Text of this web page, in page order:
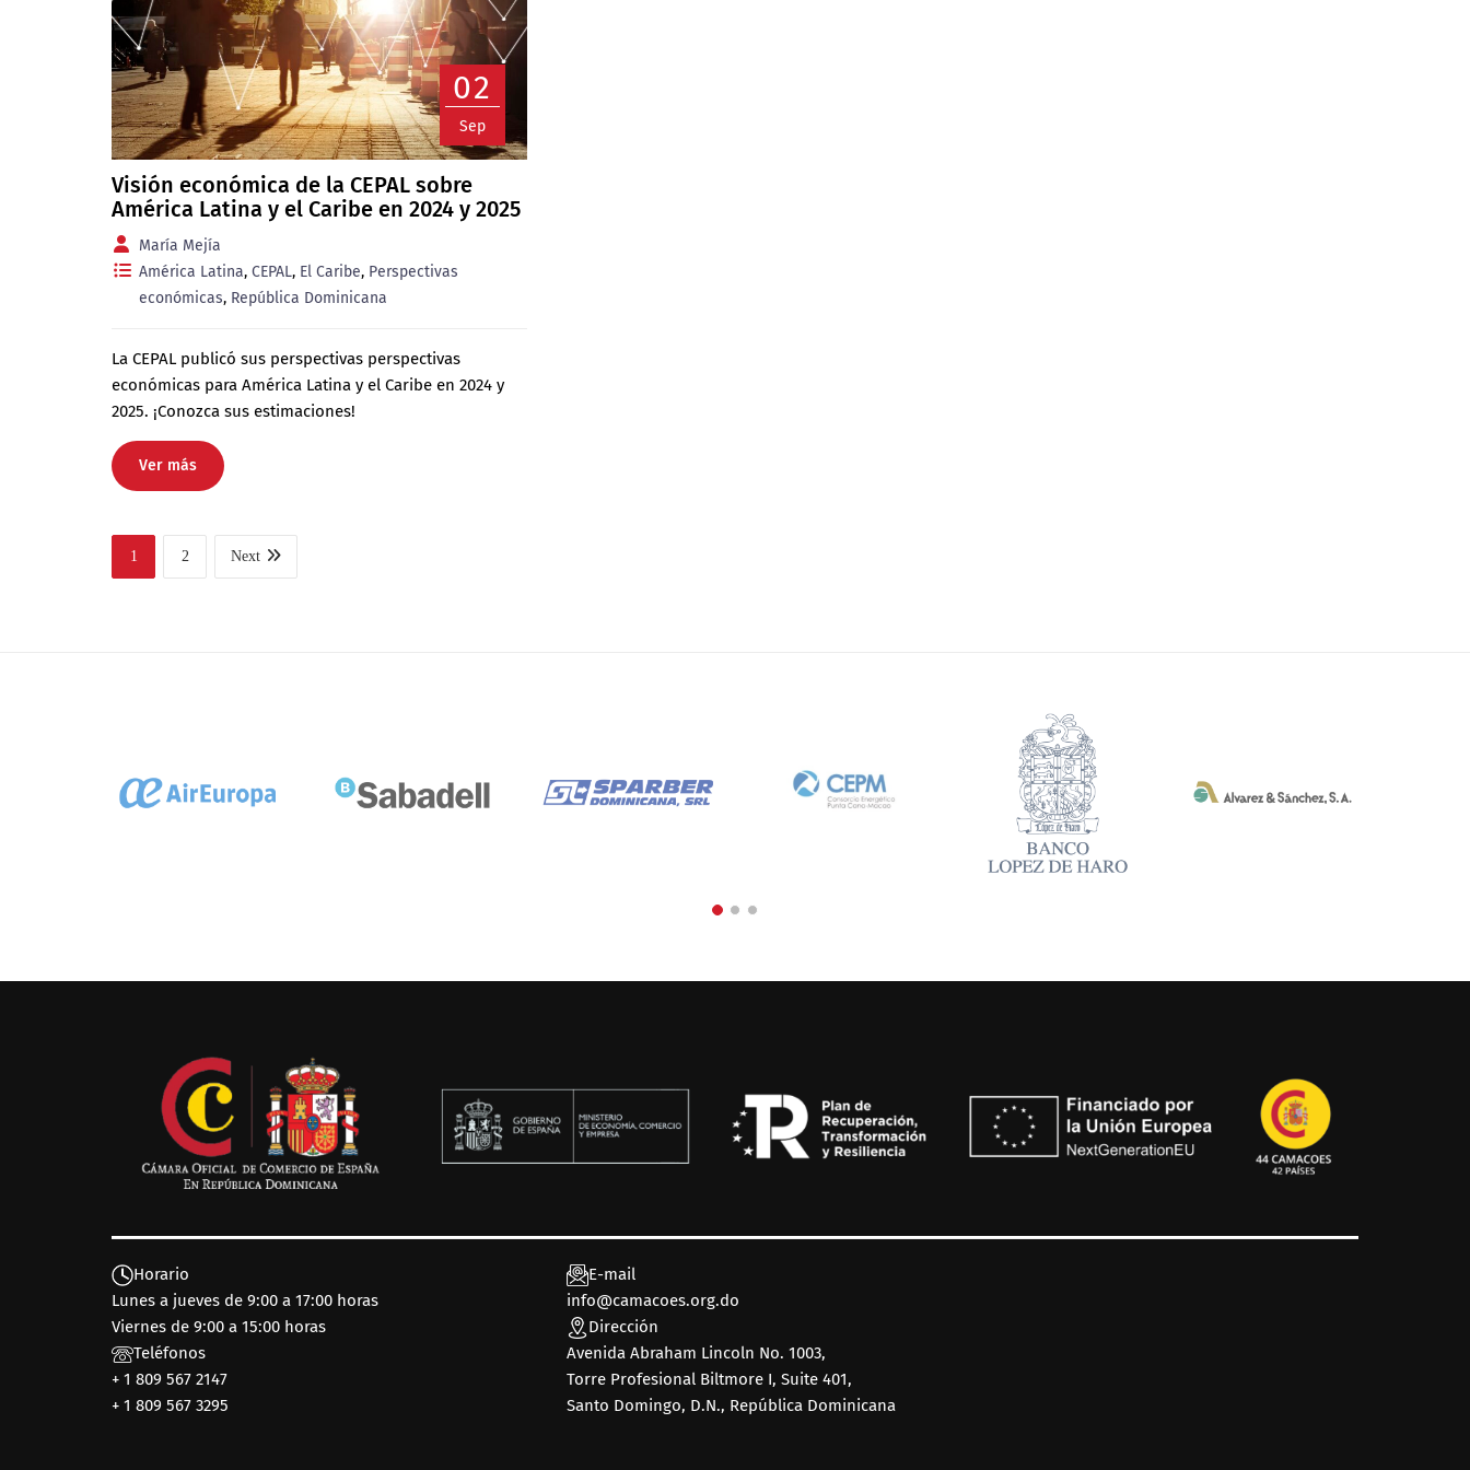
02
Sep
Visión económica de la CEPAL sobre
América Latina y el Caribe en 2024 y 2025
María Mejía
América Latina, CEPAL, El Caribe, Perspectivas
económicas, República Dominicana
La CEPAL publicó sus perspectivas perspectivas
económicas para América Latina y el Caribe en 2024 y
2025. ¡Conozca sus estimaciones!
Ver más
1 2 Next
Horario
Lunes a jueves de 9:00 a 17:00 horas
Viernes de 9:00 a 15:00 horas
Teléfonos
+ 1 809 567 2147
+ 1 809 567 3295
E-mail
info@camacoes.org.do
Dirección
Avenida Abraham Lincoln No. 1003,
Torre Profesional Biltmore I, Suite 401,
Santo Domingo, D.N., República Dominicana